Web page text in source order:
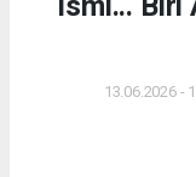
13.06.2026 -